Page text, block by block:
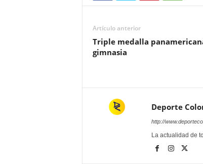
Artículo anterior
Triple medalla
gimnasia
Deporte
http://
La actualidad de